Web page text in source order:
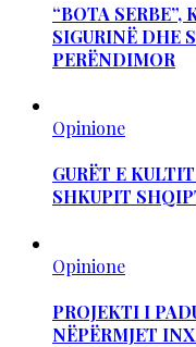
“BOTA SERBE”,
SIGURINË DHE
PERËNDIMOR
Opinione
GURËT E
SHKUPIT
Opinione
PROJEKTI I
NËPËRMJET